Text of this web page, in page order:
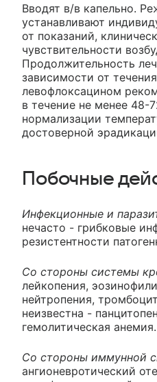
Вводят в/в капельно.
устанавливают
от показаний,
чувствительности
Продолжительность
зависимости от
левофлоксацином
в течение не менее 48-
нормализации
достоверной
Побочные
Инфекционные и
нечасто - грибковые
резистентности
Со стороны системы
лейкопения,
нейтропения,
неизвестна -
гемолитическая анемия.
Со стороны иммунной
ангионевротический